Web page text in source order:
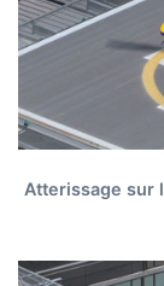
Atterissage sur